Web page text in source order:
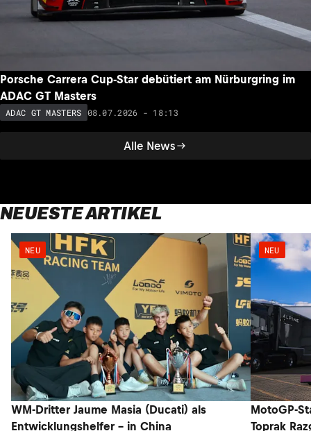
Alle News
Porsche Carrera Cup-Star debütiert am Nürburgring im
ADAC GT Masters
ADAC GT MASTERS 08.07.2026 - 18:13
NEUESTE ARTIKEL
NEU
WM-Dritter Jaume Masia (Ducati) als
Entwicklungshelfer – in China
NEU
MotoGP-
Toprak